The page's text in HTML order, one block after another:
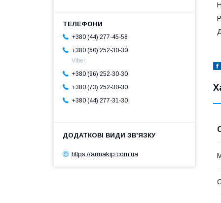
+380 (44) 277-45-58
+380 (50) 252-30-30
Viber
+380 (96) 252-30-30
+380 (73) 252-30-30
+380 (44) 277-31-30
https://armakip.com.ua